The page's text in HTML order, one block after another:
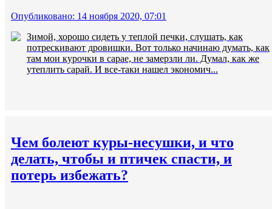
Опубликовано: 14 ноября 2020, 07:01
Зимой, хорошо сидеть у теплой печки, слушать, как
потрескивают дровишки. Вот только начинаю думать, как
там мои курочки в сарае, не замерзли ли. Думал, как же
утеплить сарай. И все-таки нашел экономич...
Чем болеют куры-несушки, и что
делать, чтобы и птичек спасти, и
потерь избежать?